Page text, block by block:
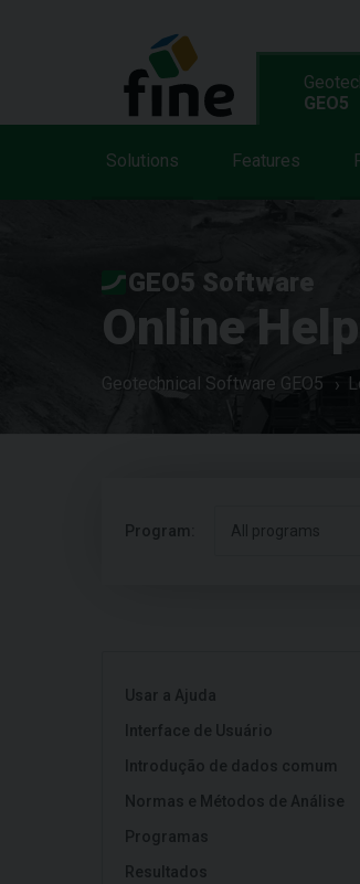
GEO5
Solutions Features
GEO5 Software
Online Help
Geotechnical Software GEO5
Program: All programs
Usar a Ajuda
Interface de Usuário
Introdução de dados comum
Normas e Métodos de Análise
Programas
Resultados